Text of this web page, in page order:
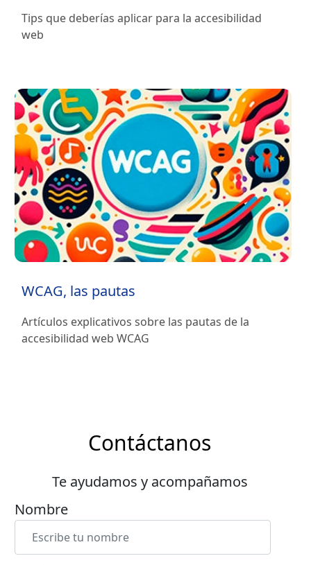
Tips que deberías aplicar para la accesibilidad
web
WCAG, las pautas
Artículos explicativos sobre las pautas de la
accesibilidad web WCAG
Contáctanos
Te ayudamos y acompañamos
Nombre